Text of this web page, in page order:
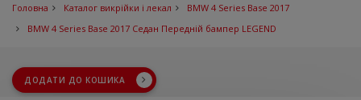
Головна Каталог викрійки і лекал
BMW 4 Series Base 2017
BMW 4 Series Base 2017 Седан Передній бампер LEGEND
ДОДАТИ ДО КОШИКА